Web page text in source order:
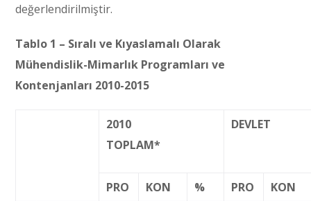
değerlendirilmiştir.
Tablo 1 – Sıralı ve Kıyaslamalı Olarak
Mühendislik-Mimarlık Programları ve
Kontenjanları 2010-2015
2010
TOPLAM*
DEVLET
PRO KON % PRO
KON